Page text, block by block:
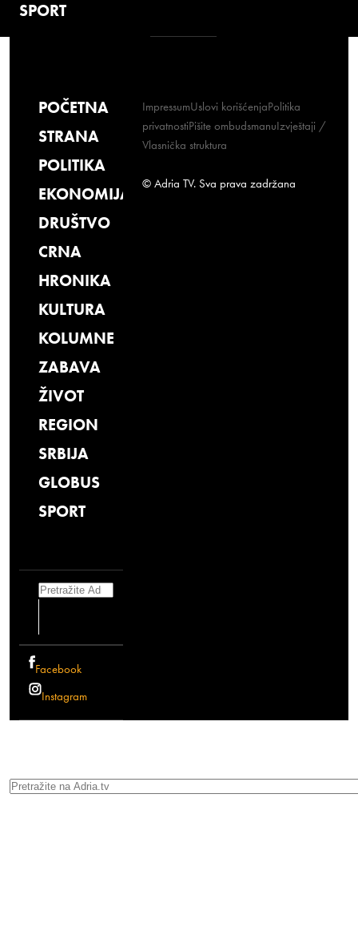
SPORT
POČETNA
STRANA
POLITIKA
EKONOMIJA
DRUŠTVO
CRNA
HRONIKA
KULTURA
KOLUMNE
ZABAVA
ŽIVOT
REGION
SRBIJA
GLOBUS
SPORT
Search
Facebook
Instagram
ImpressumUslovi korišćenjaPolitika
privatnostiPišite ombudsmanuIzvještaji /
Vlasnička struktura
© Adria TV. Sva prava zadržana
Search